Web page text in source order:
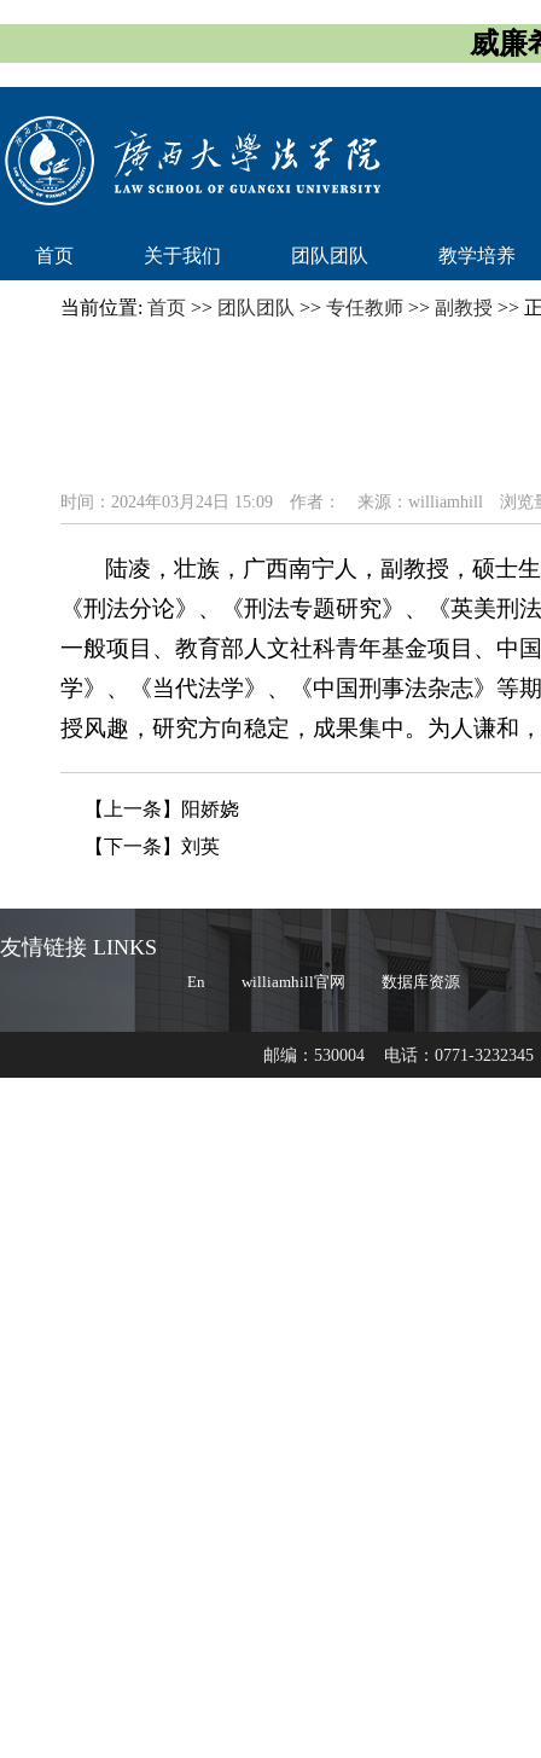
威廉
首页 关于我们 团队团队 教学培养
当前位置: 首页 >> 团队团队 >> 专任教师 >> 副教授 >>
时间：2024年03月24日 15:09 作者： 来源：williamhill 浏览
陆凌，壮族，广西南宁人，副教授，硕士
《刑法分论》、《刑法专题研究》、《英美
一般项目、教育部人文社科青年基金项目、中
学》、《当代法学》、《中国刑事法杂志》等
授风趣，研究方向稳定，成果集中。为人谦和
【上一条】
阳娇娆
【下一条】 刘英
友情链接 LINKS
En williamhill官网 数据库资源
邮编：530004 电话：0771-